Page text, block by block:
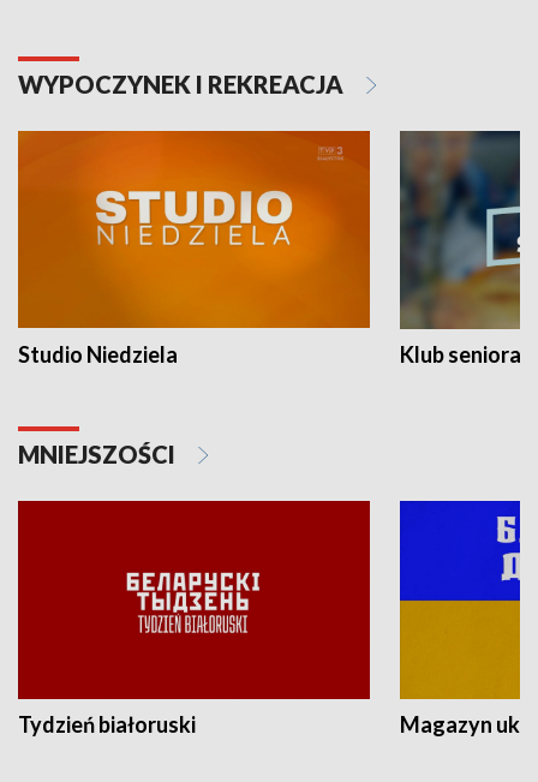
WYPOCZYNEK I REKREACJA
Studio Niedziela Klub seniora
MNIEJSZOŚCI
Tydzień białoruski Magazyn